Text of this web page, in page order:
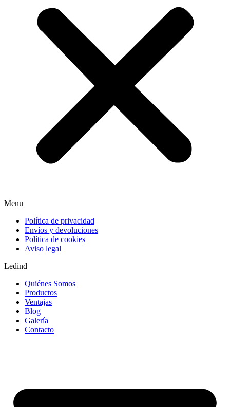
Menu
Política de privacidad
Envíos y devoluciones
Política de cookies
Aviso legal
Ledind
Quiénes Somos
Productos
Ventajas
Blog
Galería
Contacto